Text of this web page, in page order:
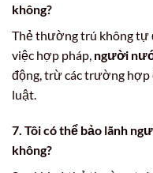
không?
Thẻ thường trú không tự
việc hợp pháp, người
động, trừ các trường hợp
luật.
7. Tôi có thể bảo lãnh
không?